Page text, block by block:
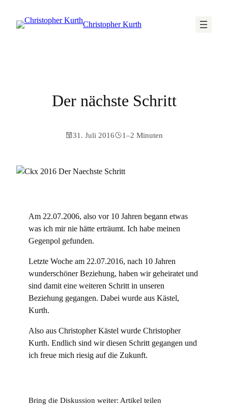
Christopher Kurth
Der nächste Schritt
31. Juli 2016 1–2 Minuten
Am 22.07.2006, also vor 10 Jahren begann etwas
was ich mir nie hätte erträumt. Ich habe meinen
Gegenpol gefunden.
Letzte Woche am 22.07.2016, nach 10 Jahren
wunderschöner Beziehung, haben wir geheiratet und
sind damit eine weiteren Schritt in unseren
Beziehung gegangen. Dabei wurde aus Kästel,
Kurth.
Also aus Christopher Kästel wurde Christopher
Kurth. Endlich sind wir diesen Schritt gegangen und
ich freue mich riesig auf die Zukunft.
Bring die Diskussion weiter: Artikel teilen